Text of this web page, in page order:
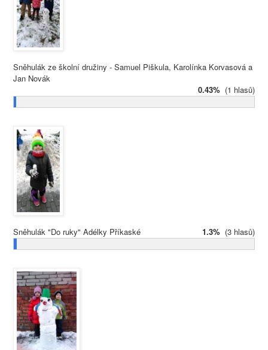
Sněhulák ze školní družiny - Samuel Piškula, Karolínka Korvasová a
Jan Novák
0.43% (1 hlasů)
Sněhulák "Do ruky" Adélky Příkaské 1.3% (3 hlasů)